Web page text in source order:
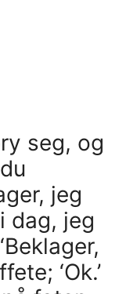
seg, og
jeg
dag, jeg
‘Ok.’